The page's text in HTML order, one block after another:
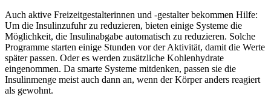
Auch aktive Freizeitgestalterinnen und -gestalter bekommen Hilfe:
Um die Insulinzufuhr zu reduzieren, bieten einige Systeme die
Möglichkeit, die Insulinabgabe automatisch zu reduzieren. Solche
Programme starten einige Stunden vor der Aktivität, damit die Werte
später passen. Oder es werden zusätzliche Kohlenhydrate
eingenommen. Da smarte Systeme mitdenken, passen sie die
Insulinmenge meist auch dann an, wenn der Körper anders reagiert
als gewohnt.